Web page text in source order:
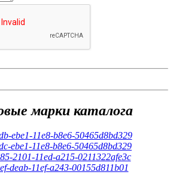
марки каталога
ebe1-11e8-b8e6-50465d8bd329
ebe1-11e8-b8e6-50465d8bd329
2101-11ed-a215-0211322afe3c
deab-11ef-a243-00155d811b01